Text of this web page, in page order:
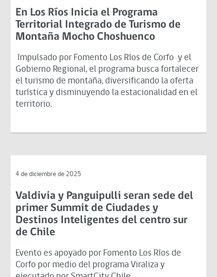
En Los Ríos Inicia el Programa
Territorial Integrado de Turismo de
Montaña Mocho Choshuenco
Impulsado por Fomento Los Ríos de Corfo y el
Gobierno Regional, el programa busca fortalecer
el turismo de montaña, diversificando la oferta
turística y disminuyendo la estacionalidad en el
territorio.
4 de diciembre de 2025
Valdivia y Panguipulli seran sede del
primer Summit de Ciudades y
Destinos Inteligentes del centro sur
de Chile
Evento es apoyado por Fomento Los Ríos de
Corfo por medio del programa Viraliza y